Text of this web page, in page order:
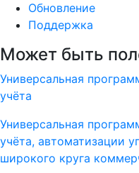
Обновление
Поддержка
Может быть
Универсальная
учёта
Универсальная
учёта, автоматизации
широкого круга